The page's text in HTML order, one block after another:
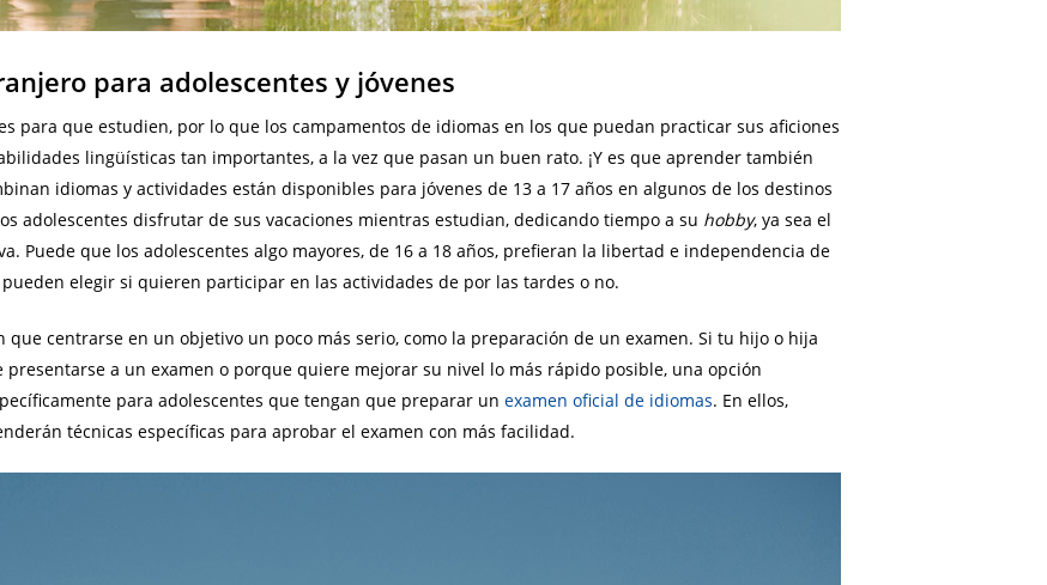
para adolescentes y jóvenes
para que estudien, por lo que los campamentos de idiomas en los que puedan practicar sus aficiones
lingüísticas tan importantes, a la vez que pasan un buen rato. ¡Y es que aprender también
idiomas y actividades están disponibles para jóvenes de 13 a 17 años en algunos de los destinos
adolescentes disfrutar de sus vacaciones mientras estudian, dedicando tiempo a su hobby, ya sea el
Puede que los adolescentes algo mayores, de 16 a 18 años, prefieran la libertad e independencia de
elegir si quieren participar en las actividades de por las tardes o no.
que centrarse en un objetivo un poco más serio, como la preparación de un examen. Si tu hijo o hija
a un examen o porque quiere mejorar su nivel lo más rápido posible, una opción
para adolescentes que tengan que preparar un examen oficial de idiomas. En ellos,
técnicas específicas para aprobar el examen con más facilidad.